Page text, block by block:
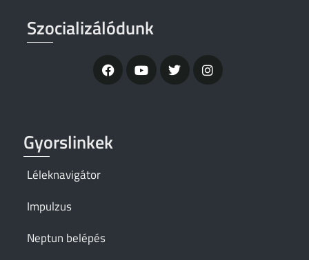
Szocializálódunk
Gyorslinkek
Léleknavigátor
Impulzus
Neptun belépés